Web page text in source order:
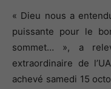
« Dieu nous a
puissante pour le
sommet… », a
extraordinaire de
achevé samedi 15